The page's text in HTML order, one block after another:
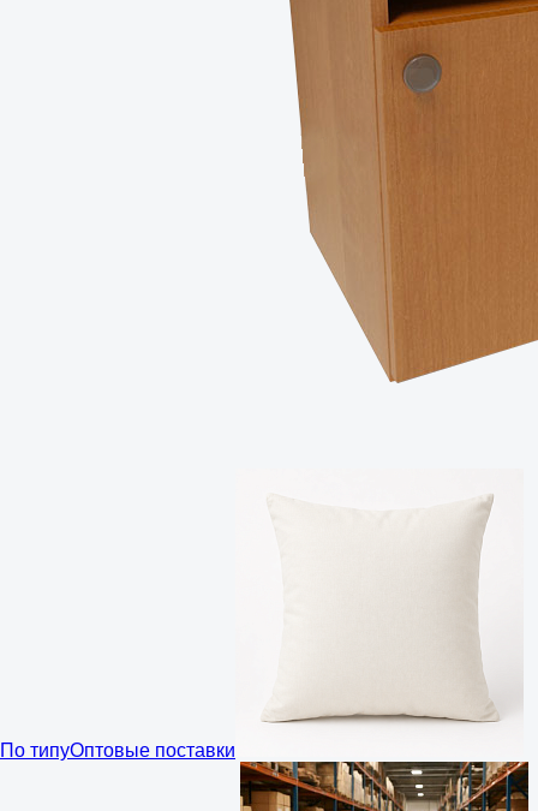
По типуОптовые поставки